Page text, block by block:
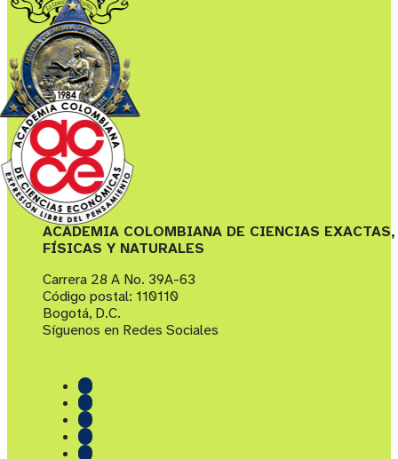
ACADEMIA COLOMBIANA DE CIENCIAS EXACTAS,
FÍSICAS Y NATURALES
Carrera 28 A No. 39A-63
Código postal: 110110
Bogotá, D.C.
Síguenos en Redes Sociales